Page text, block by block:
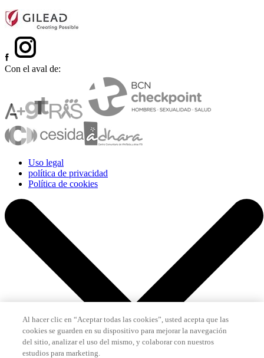
Con el aval de:
Uso legal
política de privacidad
Política de cookies
Al hacer clic en “Aceptar todas las cookies”, usted acepta que las
cookies se guarden en su dispositivo para mejorar la navegación
del sitio, analizar el uso del mismo, y colaborar con nuestros
estudios para marketing.